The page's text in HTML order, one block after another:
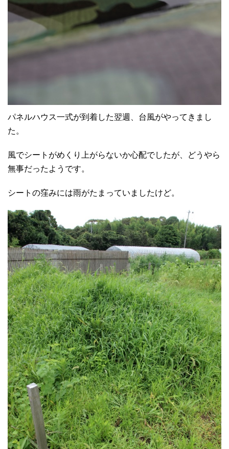
パネルハウス一式が到着した翌週、台風がやってきまし
た。
風でシートがめくり上がらないか心配でしたが、どうやら
無事だったようです。
シートの窪みには雨がたまっていましたけど。